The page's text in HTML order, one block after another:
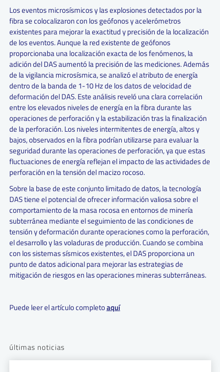
Los eventos microsísmicos y las explosiones detectados por la
fibra se colocalizaron con los geófonos y acelerómetros
existentes para mejorar la exactitud y precisión de la localización
de los eventos. Aunque la red existente de geófonos
proporcionaba una localización exacta de los fenómenos, la
adición del DAS aumentó la precisión de las mediciones. Además
de la vigilancia microsísmica, se analizó el atributo de energía
dentro de la banda de 1-10 Hz de los datos de velocidad de
deformación del DAS. Este análisis reveló una clara correlación
entre los elevados niveles de energía en la fibra durante las
operaciones de perforación y la estabilización tras la finalización
de la perforación. Los niveles intermitentes de energía, altos y
bajos, observados en la fibra podrían utilizarse para evaluar la
seguridad durante las operaciones de perforación, ya que estas
fluctuaciones de energía reflejan el impacto de las actividades de
perforación en la tensión del macizo rocoso.
Sobre la base de este conjunto limitado de datos, la tecnología
DAS tiene el potencial de ofrecer información valiosa sobre el
comportamiento de la masa rocosa en entornos de minería
subterránea mediante el seguimiento de las condiciones de
tensión y deformación durante operaciones como la perforación,
el desarrollo y las voladuras de producción. Cuando se combina
con los sistemas sísmicos existentes, el DAS proporciona un
punto de datos adicional para mejorar las estrategias de
mitigación de riesgos en las operaciones mineras subterráneas.
Puede leer el artículo completoaquí
últimas noticias